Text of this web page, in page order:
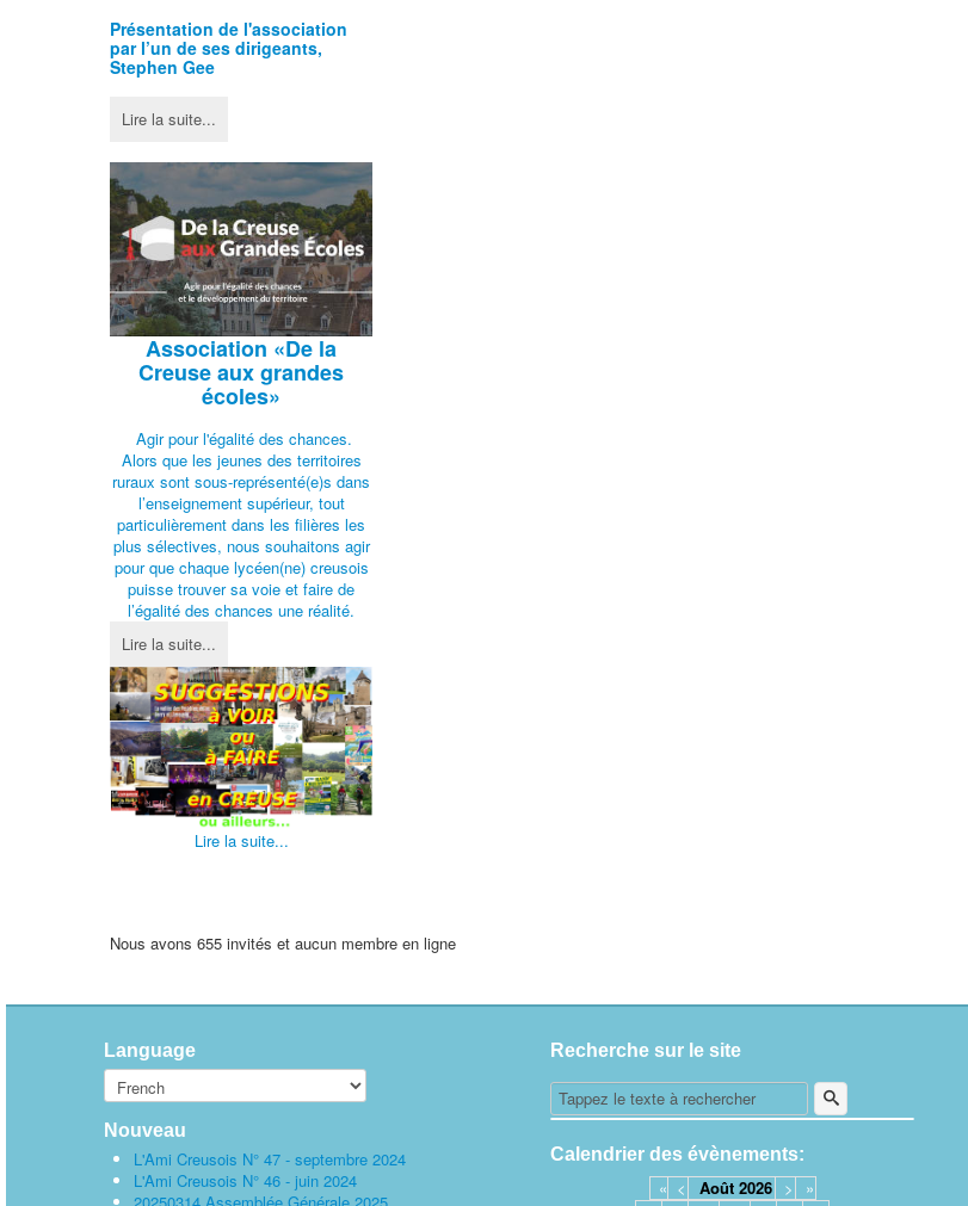
Présentation de l'association
par l’un de ses dirigeants,
Stephen Gee
Lire la suite...
Association «De la
Creuse aux grandes
écoles»
Agir pour l'égalité des chances.
Alors que les jeunes des territoires
ruraux sont sous-représenté(e)s dans
l’enseignement supérieur, tout
particulièrement dans les filières les
plus sélectives, nous souhaitons agir
pour que chaque lycéen(ne) creusois
puisse trouver sa voie et faire de
l’égalité des chances une réalité.
Lire la suite...
Lire la suite...
Nous avons 655 invités et aucun membre en ligne
Language
Nouveau
L'Ami Creusois N° 47 - septembre 2024
L'Ami Creusois N° 46 - juin 2024
Recherche sur le site
Calendrier des évènements:
« < Août 2026 >
»